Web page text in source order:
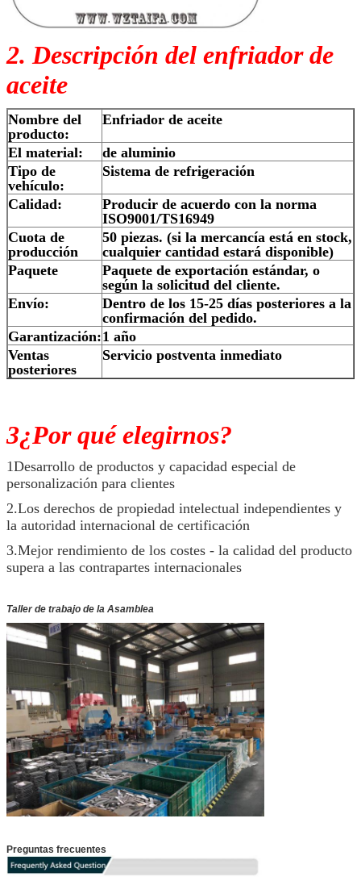
2. Descripción del enfriador de
aceite
Nombre del
producto:
Enfriador de aceite
El material:
de aluminio
Tipo de
vehículo:
Sistema de refrigeración
Calidad:
Producir de acuerdo con la norma
ISO9001/TS16949
Cuota de
producción
50 piezas. (si la mercancía está en stock,
cualquier cantidad estará disponible)
Paquete
Paquete de exportación estándar, o
según la solicitud del cliente.
Envío:
Dentro de los 15-25 días posteriores a la
confirmación del pedido.
Garantización:1 año
Ventas
posteriores
Servicio postventa inmediato
3¿Por qué elegirnos?
1Desarrollo de productos y capacidad especial de
personalización para clientes
2.Los derechos de propiedad intelectual independientes y
la autoridad internacional de certificación
3.Mejor rendimiento de los costes - la calidad del producto
supera a las contrapartes internacionales
Taller de trabajo de la Asamblea
Preguntas frecuentes